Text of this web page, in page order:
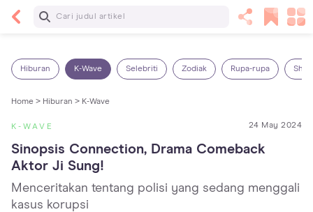
Baca Selanjutnya
Hiburan K-Wave Selebriti Zodiak Rupa-rupa
Home > Hiburan > K-Wave
K-WAVE 24 May 2024
Sinopsis Connection, Drama Comeback
Aktor Ji Sung!
Menceritakan tentang polisi yang sedang menggali
kasus korupsi